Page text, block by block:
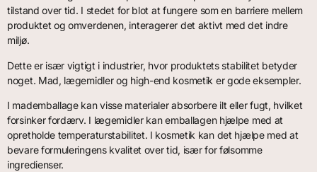
tilstand over tid. I stedet for blot at fungere som en barriere mellem
produktet og omverdenen, interagerer det aktivt med det indre
miljø.
Dette er især vigtigt i industrier, hvor produktets stabilitet betyder
noget. Mad, lægemidler og high-end kosmetik er gode eksempler.
I mademballage kan visse materialer absorbere ilt eller fugt, hvilket
forsinker fordærv. I lægemidler kan emballagen hjælpe med at
opretholde temperaturstabilitet. I kosmetik kan det hjælpe med at
bevare formuleringens kvalitet over tid, især for følsomme
ingredienser.